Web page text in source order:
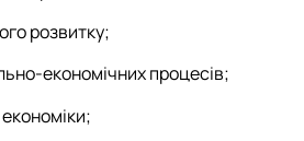
розвитку;
економічних процесів;